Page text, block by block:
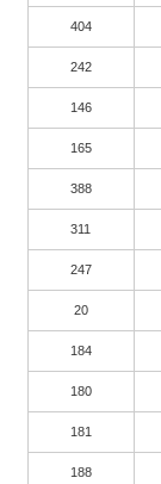
404
242
146
165
388
311
247
20
184
180
181
188